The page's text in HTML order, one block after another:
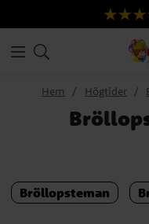
Hem Högtider
Bröllopsteman